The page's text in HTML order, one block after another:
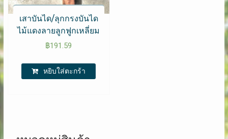
เสาบันได/ลุกกรงบันได​
ไม้แดงลายลูกฟูก​เหลี่ยม
฿191.59
หยิบใส่ตะกร้า